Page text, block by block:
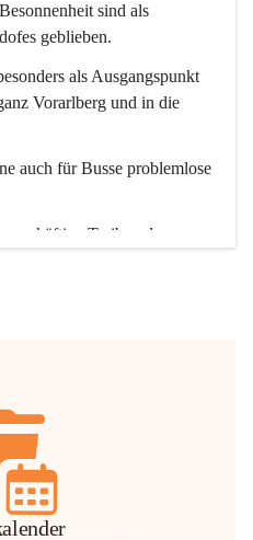
sind als
geblieben.
als Ausgangspunkt
Vorarlberg und in die
auch für Busse problemlose
Treiben der